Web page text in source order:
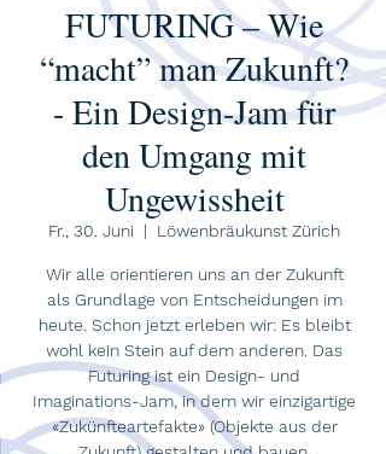
FUTURING – Wie
“macht” man Zukunft?
- Ein Design-Jam für
den Umgang mit
Ungewissheit
Fr., 30. Juni
  |
Löwenbräukunst Zürich
Wir alle orientieren uns an der Zukunft
als Grundlage von Entscheidungen im
heute. Schon jetzt erleben wir: Es bleibt
wohl kein Stein auf dem anderen. Das
Futuring ist ein Design- und
Imaginations-Jam, in dem wir einzigartige
«Zukünfteartefakte» (Objekte aus der